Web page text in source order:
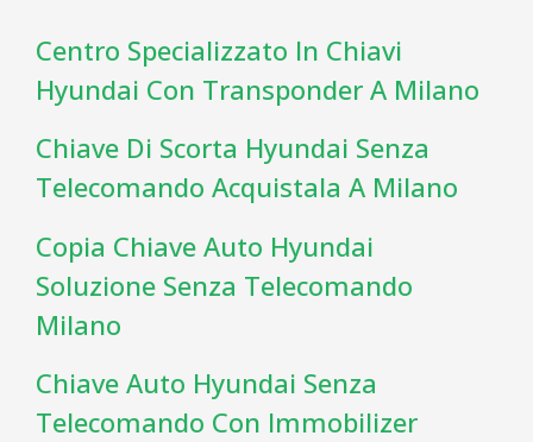
Centro Specializzato In Chiavi
Hyundai Con Transponder A Milano
Chiave Di Scorta Hyundai Senza
Telecomando Acquistala A Milano
Copia Chiave Auto Hyundai
Soluzione Senza Telecomando
Milano
Chiave Auto Hyundai Senza
Telecomando Con Immobilizer